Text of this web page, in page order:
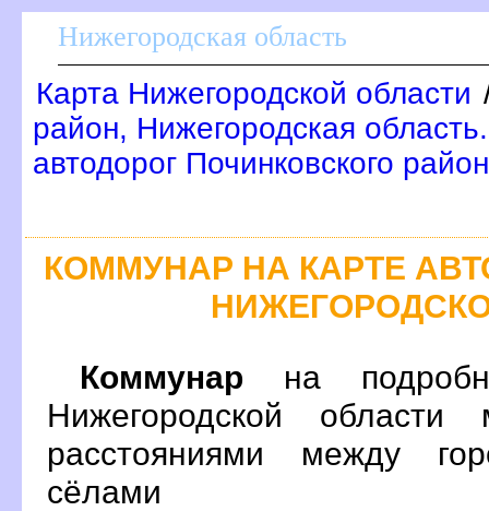
Нижегородская область
Карта Нижегородской области
район, Нижегородская
автодорог Починковского
КОММУНАР НА КАРТЕ
Коммунар на
Нижегородской
расстояниями между
сёлами